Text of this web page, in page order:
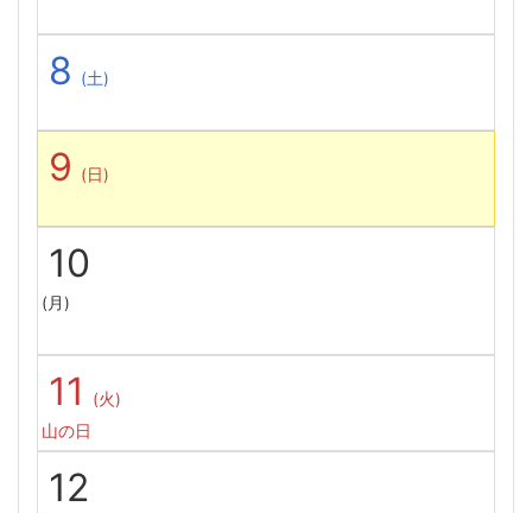
8 (土)
9 (日)
10
(月)
11
(火)
山の日
12